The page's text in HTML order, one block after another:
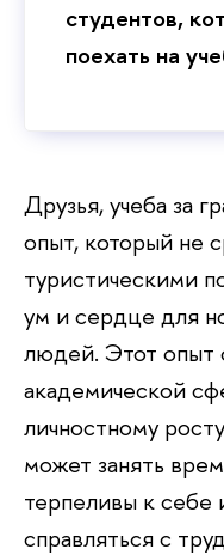
студентов,
поехать на
Друзья, учеба за
опыт, который не
туристическими
ум и сердце для
людей. Этот опыт
академической
личностному
может занять
терпеливы к
справляться с